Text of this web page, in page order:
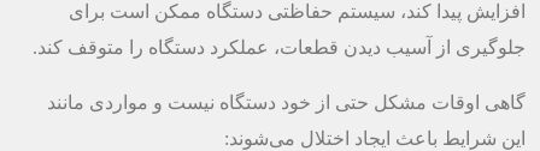
افزایش پیدا کند، سیستم حفاظتی دستگاه ممکن است برای
جلوگیری از آسیب دیدن قطعات، عملکرد دستگاه را متوقف کند.
گاهی اوقات مشکل حتی از خود دستگاه نیست و مواردی مانند
این شرایط باعث ایجاد اختلال می‌شوند: